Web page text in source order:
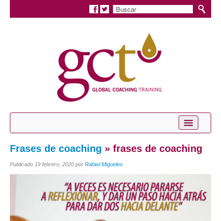
Coaching Personal
Frases de coaching » frases de coaching
Publicado 19 febrero, 2020 por Rafael Migueles